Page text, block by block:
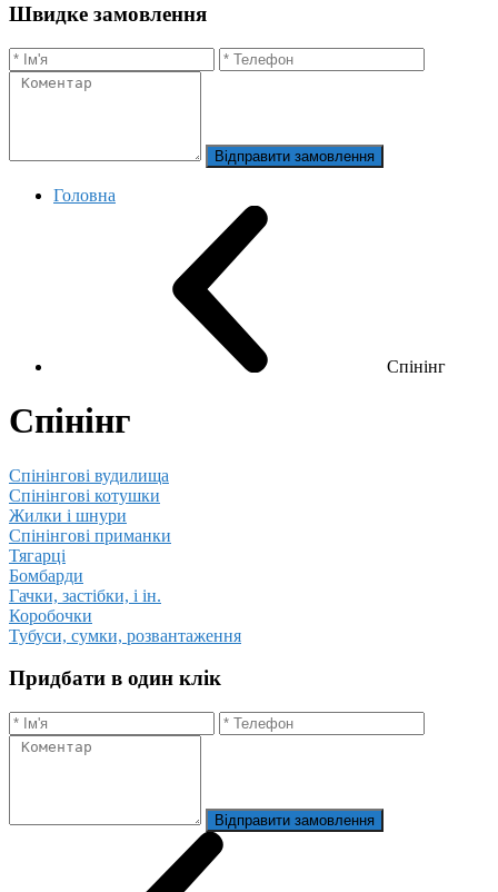
Швидке замовлення
Відправити замовлення
Головна
Спінінг
Спінінг
Спінінгові вудилища
Спінінгові котушки
Жилки і шнури
Спінінгові приманки
Тягарці
Бомбарди
Гачки, застібки, і ін.
Коробочки
Тубуси, сумки, розвантаження
Придбати в один клік
Відправити замовлення